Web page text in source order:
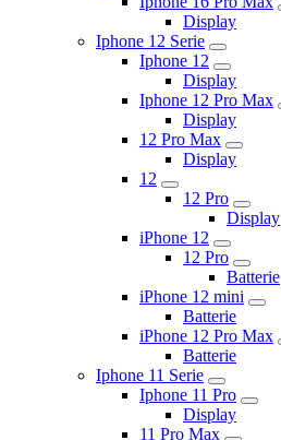
Display
Iphone 12 Serie
Iphone 12
Display
Iphone 12 Pro Max
Display
12 Pro Max
Display
12
12 Pro
Display
iPhone 12
12 Pro
Batterie
iPhone 12 mini
Batterie
iPhone 12 Pro Max
Batterie
Iphone 11 Serie
Iphone 11 Pro
Display
11 Pro Max